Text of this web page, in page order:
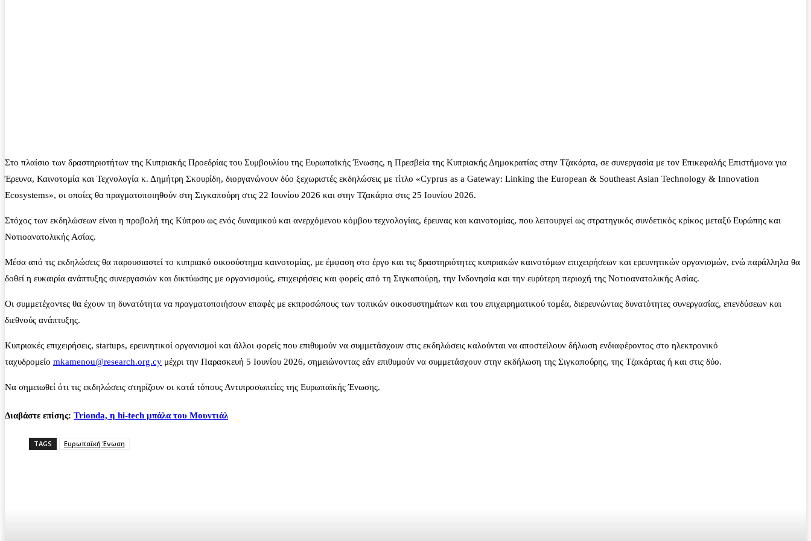
Στο πλαίσιο των δραστηριοτήτων της Κυπριακής Προεδρίας του Συμβουλίου της Ευρωπαϊκής Ένωσης, η Πρεσβεία της Κυπριακής Δημοκρατίας στην Τζακάρτα, σε συνεργασία με τον Επικεφαλής Επιστήμονα για
Έρευνα, Καινοτομία και Τεχνολογία κ. Δημήτρη Σκουρίδη, διοργανώνουν δύο ξεχωριστές εκδηλώσεις με τίτλο «Cyprus as a Gateway: Linking the European & Southeast Asian Technology & Innovation
Ecosystems», οι οποίες θα πραγματοποιηθούν στη Σιγκαπούρη στις 22 Ιουνίου 2026 και στην Τζακάρτα στις 25 Ιουνίου 2026.
Στόχος των εκδηλώσεων είναι η προβολή της Κύπρου ως ενός δυναμικού και ανερχόμενου κόμβου τεχνολογίας, έρευνας και καινοτομίας, που λειτουργεί ως στρατηγικός συνδετικός κρίκος μεταξύ Ευρώπης και
Νοτιοανατολικής Ασίας.
Μέσα από τις εκδηλώσεις θα παρουσιαστεί το κυπριακό οικοσύστημα καινοτομίας, με έμφαση στο έργο και τις δραστηριότητες κυπριακών καινοτόμων επιχειρήσεων και ερευνητικών οργανισμών, ενώ παράλληλα θα
δοθεί η ευκαιρία ανάπτυξης συνεργασιών και δικτύωσης με οργανισμούς, επιχειρήσεις και φορείς από τη Σιγκαπούρη, την Ινδονησία και την ευρύτερη περιοχή της Νοτιοανατολικής Ασίας.
Οι συμμετέχοντες θα έχουν τη δυνατότητα να πραγματοποιήσουν επαφές με εκπροσώπους των τοπικών οικοσυστημάτων και του επιχειρηματικού τομέα, διερευνώντας δυνατότητες συνεργασίας, επενδύσεων και
διεθνούς ανάπτυξης.
Κυπριακές επιχειρήσεις, startups, ερευνητικοί οργανισμοί και άλλοι φορείς που επιθυμούν να συμμετάσχουν στις εκδηλώσεις καλούνται να αποστείλουν δήλωση ενδιαφέροντος στο ηλεκτρονικό
ταχυδρομείο mkamenou@research.org.cy μέχρι την Παρασκευή 5 Ιουνίου 2026, σημειώνοντας εάν επιθυμούν να συμμετάσχουν στην εκδήλωση της Σιγκαπούρης, της Τζακάρτας ή και στις δύο.
Να σημειωθεί ότι τις εκδηλώσεις στηρίζουν οι κατά τόπους Αντιπροσωπείες της Ευρωπαϊκής Ένωσης.
Διαβάστε επίσης: Trionda, η hi-tech μπάλα του Μουντιάλ
TAGS Ευρωπαϊκή Ένωση